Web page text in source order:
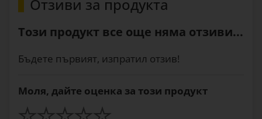
Отзиви за продукта
Този продукт все още няма отзиви...
Бъдете първият, изпратил отзив!
Моля, дайте оценка за този продукт